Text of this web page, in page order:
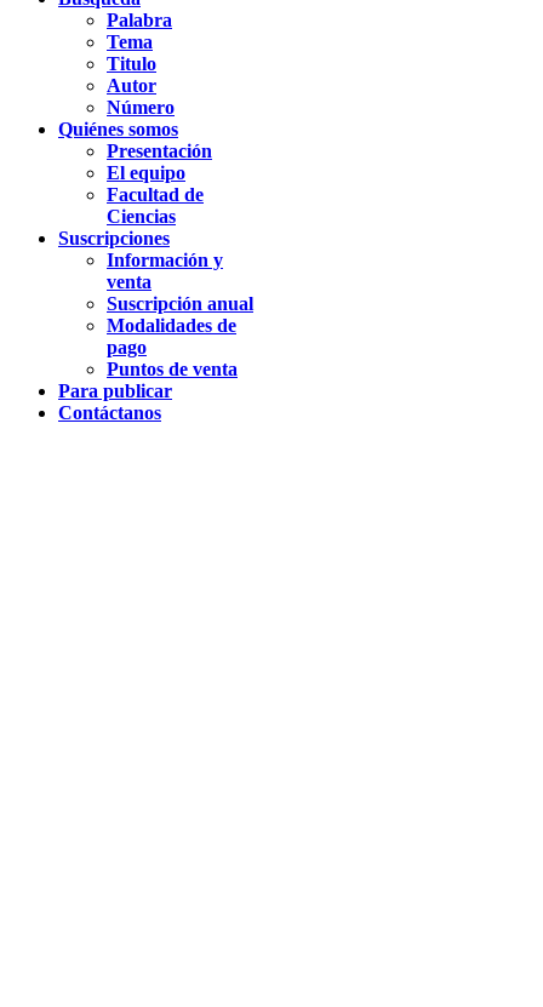
Palabra
Tema
Titulo
Autor
Número
Quiénes somos
Presentación
El equipo
Facultad de
Ciencias
Suscripciones
Información y
venta
Suscripción anual
Modalidades de
pago
Puntos de venta
Para publicar
Contáctanos